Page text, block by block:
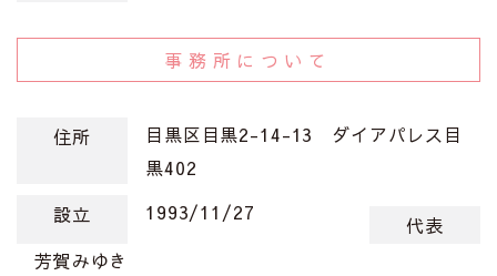
事務所について
住所
目黒区目黒2-14-13 ダイアパレス目
黒402
設立
1993/11/27
代表
芳賀みゆき